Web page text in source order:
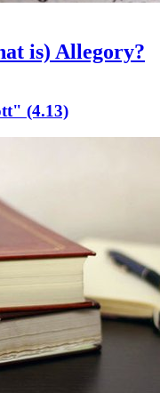
is) Allegory?
(4.13)